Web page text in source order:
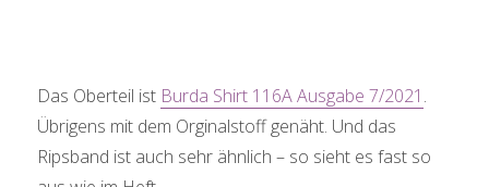
Das Oberteil ist Burda Shirt 116A Ausgabe 7/2021 .
Übrigens mit dem Orginalstoff genäht. Und das
Ripsband ist auch sehr ähnlich – so sieht es fast so